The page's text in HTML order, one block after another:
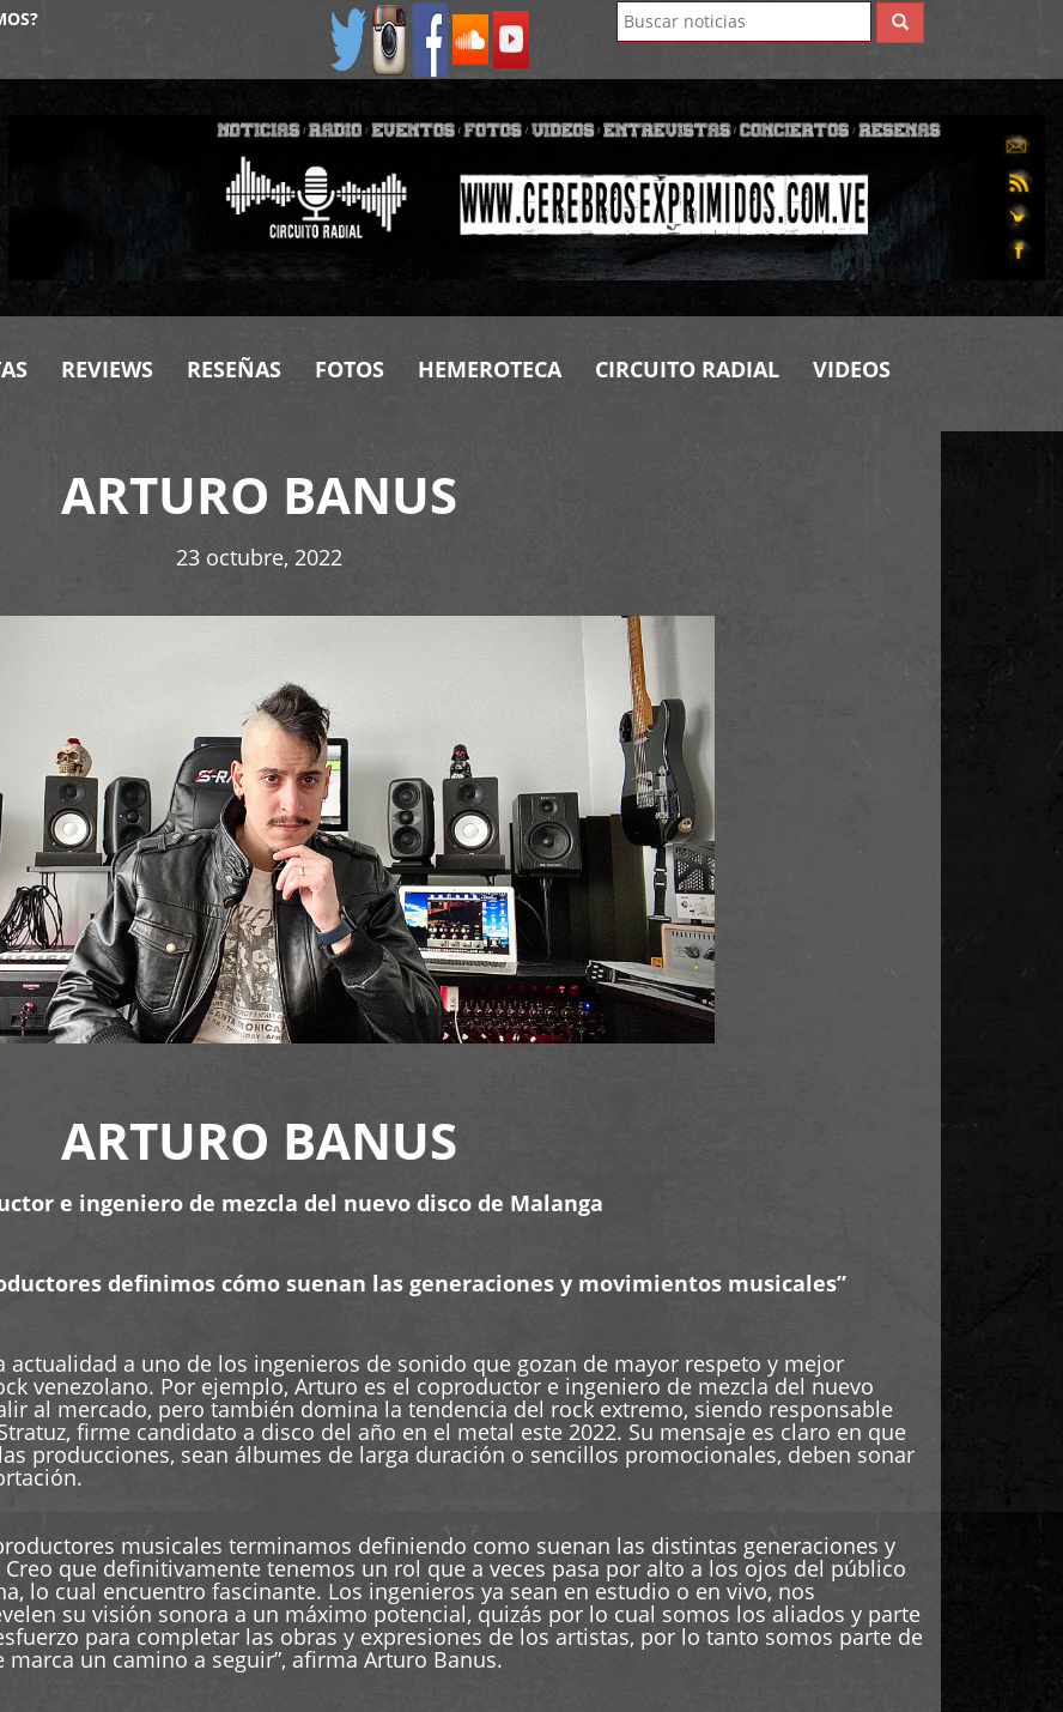
REVIEWS RESEÑAS FOTOS HEMEROTECA CIRCUITO RADIAL VIDEOS
ARTURO BANUS
23 octubre, 2022
ARTURO BANUS
e ingeniero de mezcla del nuevo disco de Malanga
definimos cómo suenan las generaciones y movimientos musicales”
actualidad a uno de los ingenieros de sonido que gozan de mayor respeto y mejor
venezolano. Por ejemplo, Arturo es el coproductor e ingeniero de mezcla del nuevo
al mercado, pero también domina la tendencia del rock extremo, siendo responsable
firme candidato a disco del año en el metal este 2022. Su mensaje es claro en que
producciones, sean álbumes de larga duración o sencillos promocionales, deben sonar
musicales terminamos definiendo como suenan las distintas generaciones y
que definitivamente tenemos un rol que a veces pasa por alto a los ojos del público
lo cual encuentro fascinante. Los ingenieros ya sean en estudio o en vivo, nos
su visión sonora a un máximo potencial, quizás por lo cual somos los aliados y parte
para completar las obras y expresiones de los artistas, por lo tanto somos parte de
un camino a seguir”, afirma Arturo Banus.